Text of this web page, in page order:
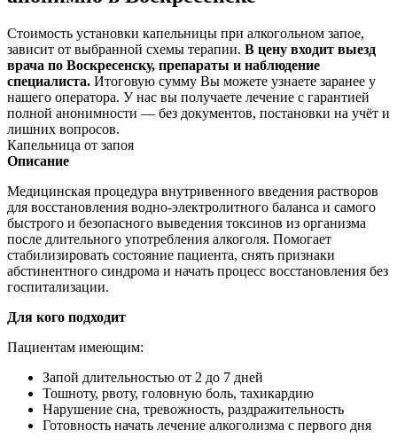
Стоимость установки капельницы при алкогольном запое,
зависит от выбранной схемы терапии. В цену входит выезд
врача по Воскресенску, препараты и наблюдение
специалиста. Итоговую сумму Вы можете узнаете заранее у
нашего оператора. У нас вы получаете лечение с гарантией
полной анонимности — без документов, постановки на учёт и
лишних вопросов.
Капельница от запоя
Описание
Медицинская процедура внутривенного введения растворов
для восстановления водно-электролитного баланса и самого
быстрого и безопасного выведения токсинов из организма
после длительного употребления алкоголя. Помогает
стабилизировать состояние пациента, снять признаки
абстинентного синдрома и начать процесс восстановления без
госпитализации.
Для кого подходит
Пациентам имеющим:
Запой длительностью от 2 до 7 дней
Тошноту, рвоту, головную боль, тахикардию
Нарушение сна, тревожность, раздражительность
Готовность начать лечение алкоголизма с первого дня